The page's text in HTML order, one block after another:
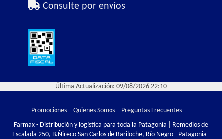
Consulte por envíos
Última Actualización: 09/08/2026 22:10
Promociones Quienes Somos
Preguntas Frecuentes
Farmax - Distribución y logística para toda la Patagonia | Remedios de
Escalada 250, B.Ñireco San Carlos de Bariloche, Río Negro - Patagonia -